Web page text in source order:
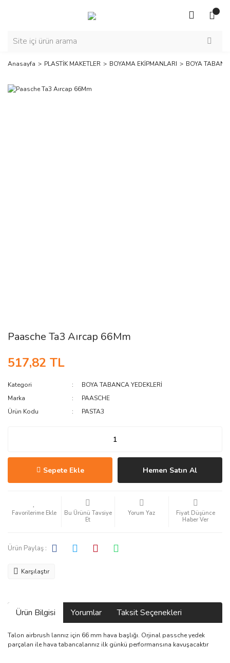
Anasayfa PLASTİK MAKETLER BOYAMA EKİPMANLARI BOYA
Paasche Ta3 Aırcap 66Mm
517,82 TL
Kategori
BOYA TABANCA YEDEKLERİ
Marka
PAASCHE
Ürün Kodu
PASTA3
Sepete Ekle Hemen Satın Al
Bu Ürünü Tavsiye
Et
Yorum Yaz
Fiyat Düşünce
Haber Ver
Ürün Paylaş :
Karşılaştır
Ürün Bilgisi Yorumlar Taksit Seçenekleri
Talon airbrush larınız için 66 mm hava başlığı. Orjinal passche yedek
parçaları ile hava tabancalarınız ilk günkü performansına kavuşacaktır